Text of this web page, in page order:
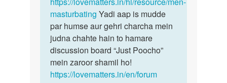
masturbating Yadi aap is mudde
par humse aur gehri charcha mein
judna chahte hain to hamare
discussion board “Just Poocho”
mein zaroor shamil ho!
https://lovematters.in/en/forum